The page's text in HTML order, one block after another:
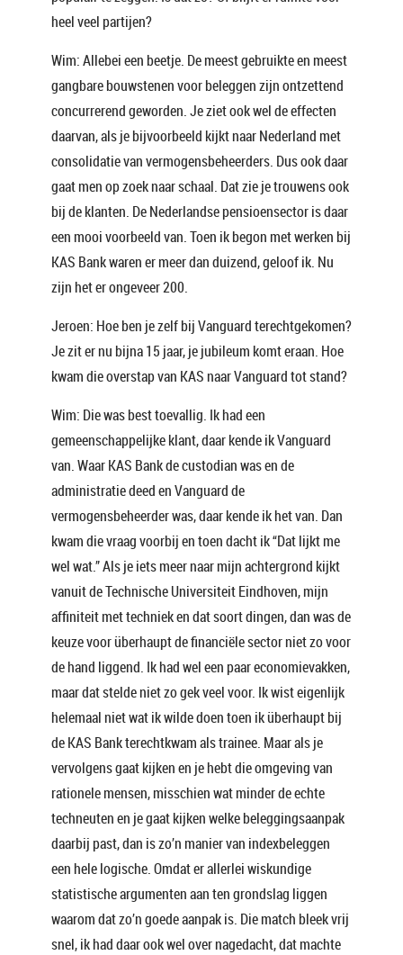
heel veel partijen?
Wim: Allebei een beetje. De meest gebruikte en meest
gangbare bouwstenen voor beleggen zijn ontzettend
concurrerend geworden. Je ziet ook wel de effecten
daarvan, als je bijvoorbeeld kijkt naar Nederland met
consolidatie van vermogensbeheerders. Dus ook daar
gaat men op zoek naar schaal. Dat zie je trouwens ook
bij de klanten. De Nederlandse pensioensector is daar
een mooi voorbeeld van. Toen ik begon met werken bij
KAS Bank waren er meer dan duizend, geloof ik. Nu
zijn het er ongeveer 200.
Jeroen: Hoe ben je zelf bij Vanguard terechtgekomen?
Je zit er nu bijna 15 jaar, je jubileum komt eraan. Hoe
kwam die overstap van KAS naar Vanguard tot stand?
Wim: Die was best toevallig. Ik had een
gemeenschappelijke klant, daar kende ik Vanguard
van. Waar KAS Bank de custodian was en de
administratie deed en Vanguard de
vermogensbeheerder was, daar kende ik het van. Dan
kwam die vraag voorbij en toen dacht ik “Dat lijkt me
wel wat.” Als je iets meer naar mijn achtergrond kijkt
vanuit de Technische Universiteit Eindhoven, mijn
affiniteit met techniek en dat soort dingen, dan was de
keuze voor überhaupt de financiële sector niet zo voor
de hand liggend. Ik had wel een paar economievakken,
maar dat stelde niet zo gek veel voor. Ik wist eigenlijk
helemaal niet wat ik wilde doen toen ik überhaupt bij
de KAS Bank terechtkwam als trainee. Maar als je
vervolgens gaat kijken en je hebt die omgeving van
rationele mensen, misschien wat minder de echte
techneuten en je gaat kijken welke beleggingsaanpak
daarbij past, dan is zo’n manier van indexbeleggen
een hele logische. Omdat er allerlei wiskundige
statistische argumenten aan ten grondslag liggen
waarom dat zo’n goede aanpak is. Die match bleek vrij
snel, ik had daar ook wel over nagedacht, dat machte